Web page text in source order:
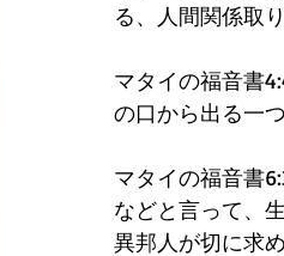
る、人間関係取
マタイの福音書
の口から出る一
マタイの福音書
などと言って、
異邦人が切に求